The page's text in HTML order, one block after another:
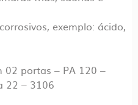
exemplo: ácido,
02 portas – PA 120 –
22 – 3106